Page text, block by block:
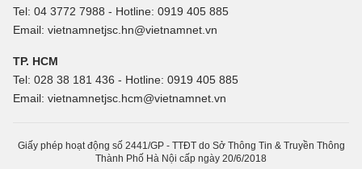
Tel: 04 3772 7988 - Hotline: 0919 405 885
Email: vietnamnetjsc.hn@vietnamnet.vn
TP. HCM
Tel: 028 38 181 436 - Hotline: 0919 405 885
Email: vietnamnetjsc.hcm@vietnamnet.vn
Giấy phép hoạt động số 2441/GP - TTĐT do Sở Thông Tin & Truyền Thông
Thành Phố Hà Nội cấp ngày 20/6/2018